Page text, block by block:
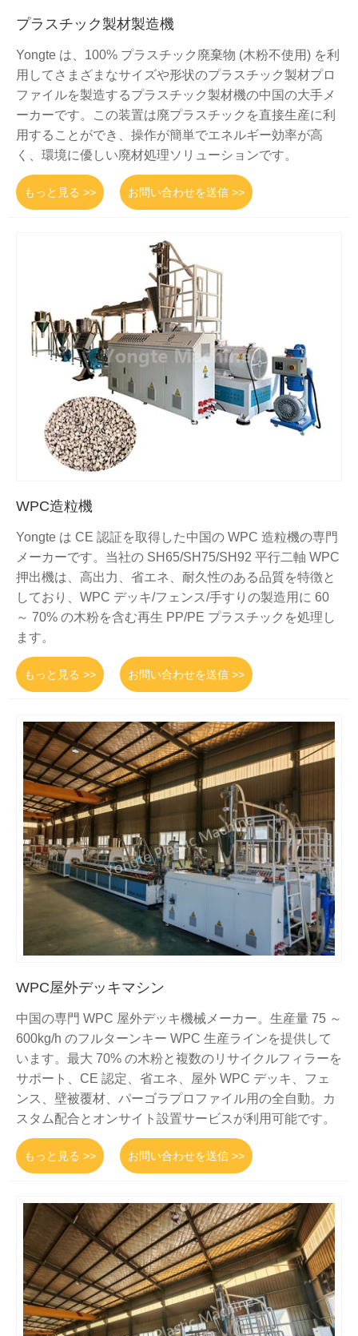
プラスチック製材製造機
Yongte は、100% プラスチック廃棄物 (木粉不使用) を利
用してさまざまなサイズや形状のプラスチック製材プロ
ファイルを製造するプラスチック製材機の中国の大手メ
ーカーです。この装置は廃プラスチックを直接生産に利
用することができ、操作が簡単でエネルギー効率が高
く、環境に優しい廃材処理ソリューションです。
もっと見る >> お問い合わせを送信 >>
WPC造粒機
Yongte は CE 認証を取得した中国の WPC 造粒機の専門
メーカーです。当社の SH65/SH75/SH92 平行二軸 WPC
押出機は、高出力、省エネ、耐久性のある品質を特徴と
しており、WPC デッキ/フェンス/手すりの製造用に 60
～ 70% の木粉を含む再生 PP/PE プラスチックを処理し
ます。
もっと見る >> お問い合わせを送信 >>
WPC屋外デッキマシン
中国の専門 WPC 屋外デッキ機械メーカー。生産量 75 ～
600kg/h のフルターンキー WPC 生産ラインを提供して
います。最大 70% の木粉と複数のリサイクルフィラーを
サポート、CE 認定、省エネ、屋外 WPC デッキ、フェ
ンス、壁被覆材、パーゴラプロファイル用の全自動。カ
スタム配合とオンサイト設置サービスが利用可能です。
もっと見る >> お問い合わせを送信 >>